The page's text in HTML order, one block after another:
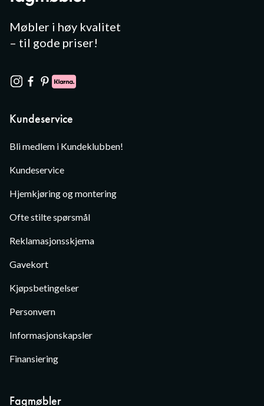
Møbler i høy kvalitet
– til gode priser!
Kundeservice
Bli medlem i Kundeklubben!
Kundeservice
Hjemkjøring og montering
Ofte stilte spørsmål
Reklamasjonsskjema
Gavekort
Kjøpsbetingelser
Personvern
Informasjonskapsler
Finansiering
Fagmøbler